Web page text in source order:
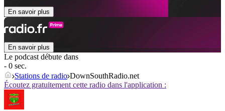
En savoir plus
En savoir plus
Le podcast débute dans
- 0 sec.
Stations de radio DownSouthRadio.net
Écoutez gratuitement cette radio dans l'application :